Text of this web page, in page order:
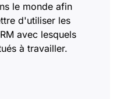
le monde afin
d'utiliser les
avec lesquels
à travailler.